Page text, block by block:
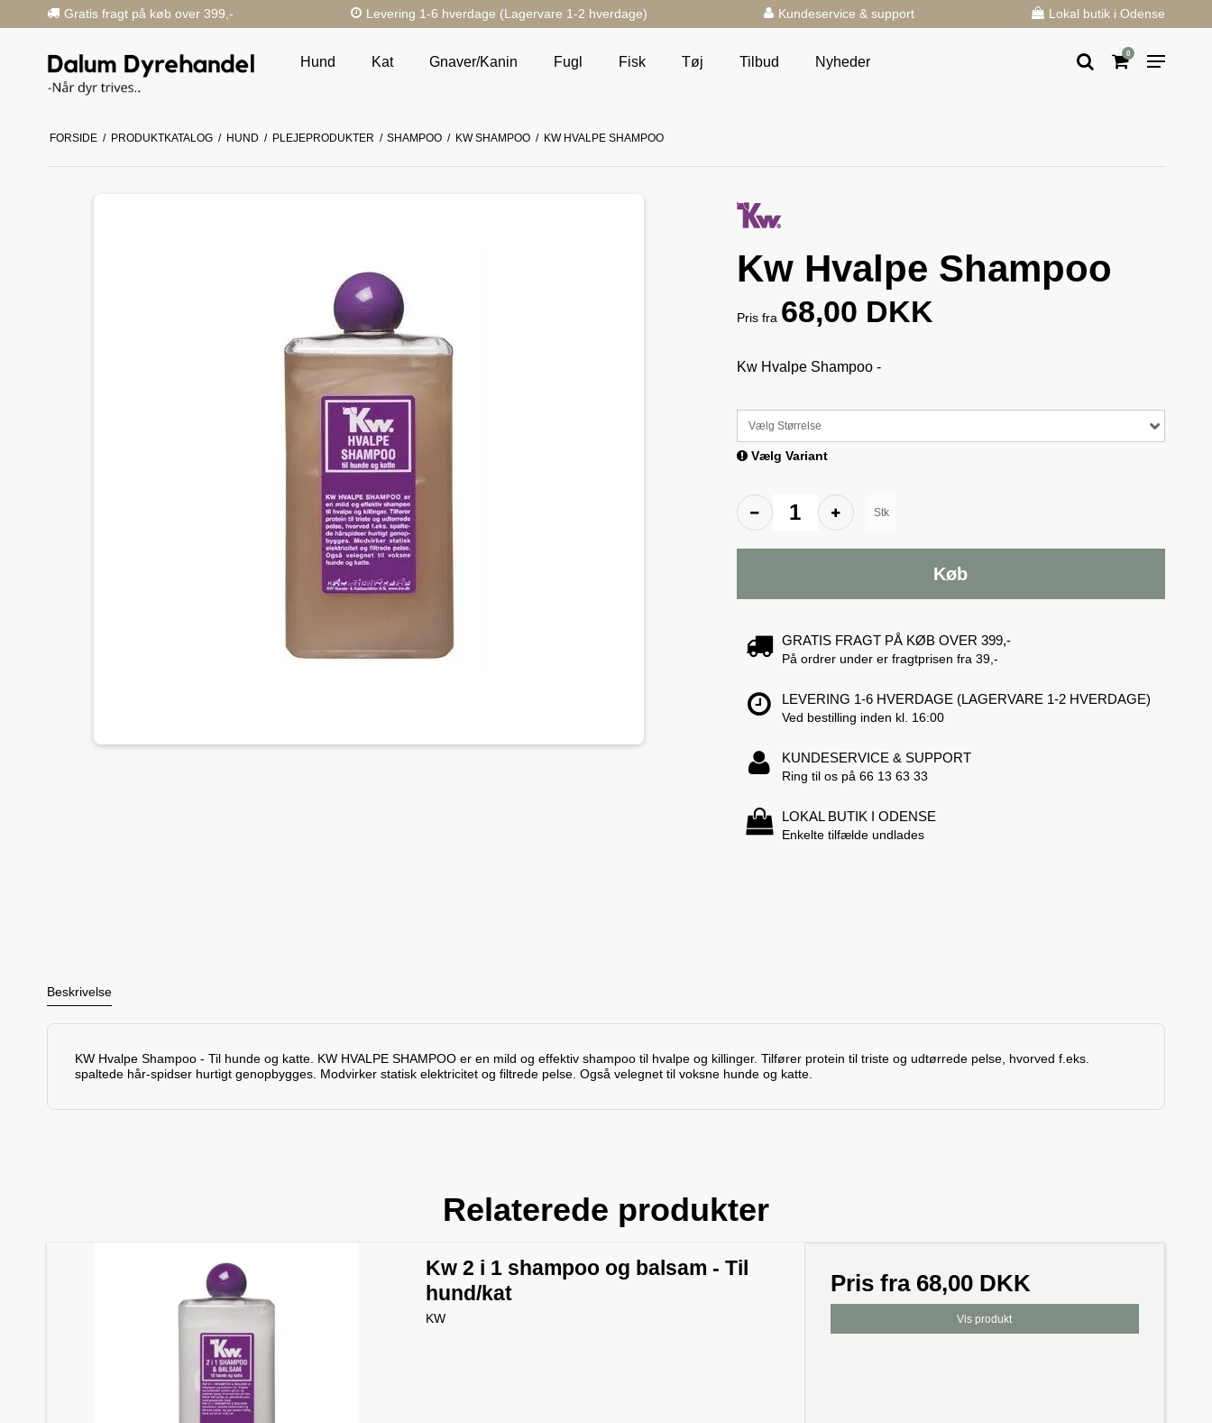
Gratis fragt på køb over 399,- Levering 1-6 hverdage (Lagervare 1-2 hverdage) Kundeservice & support Lokal butik i Odense
Hund Kat Gnaver/Kanin Fugl Fisk Tøj Tilbud Nyheder
0
FORSIDE / PRODUKTKATALOG / HUND / PLEJEPRODUKTER / SHAMPOO / KW SHAMPOO / KW HVALPE SHAMPOO
Kw Hvalpe Shampoo
Pris fra 68,00 DKK
Kw Hvalpe Shampoo -
Vælg Størrelse
Vælg Variant
Stk
Køb
GRATIS FRAGT PÅ KØB OVER 399,-
På ordrer under er fragtprisen fra 39,-
LEVERING 1-6 HVERDAGE (LAGERVARE 1-2 HVERDAGE)
Ved bestilling inden kl. 16:00
KUNDESERVICE & SUPPORT
Ring til os på 66 13 63 33
LOKAL BUTIK I ODENSE
Enkelte tilfælde undlades
Beskrivelse
KW Hvalpe Shampoo - Til hunde og katte. KW HVALPE SHAMPOO er en mild og effektiv shampoo til hvalpe og killinger. Tilfører protein til triste og udtørrede pelse, hvorved f.eks.
spaltede hår-spidser hurtigt genopbygges. Modvirker statisk elektricitet og filtrede pelse. Også velegnet til voksne hunde og katte.
Relaterede produkter
Kw 2 i 1 shampoo og balsam - Til
hund/kat
KW
Pris fra 68,00 DKK
Vis produkt